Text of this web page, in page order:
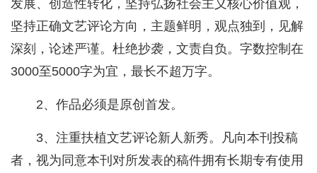
发展、创造性转化，坚持弘扬社会主义核心价值观，
坚持正确文艺评论方向，主题鲜明，观点独到，见解
深刻，论述严谨。杜绝抄袭，文责自负。字数控制在
3000至5000字为宜，最长不超万字。
2、作品必须是原创首发。
3、注重扶植文艺评论新人新秀。凡向本刊投稿
者，视为同意本刊对所发表的稿件拥有长期专有使用